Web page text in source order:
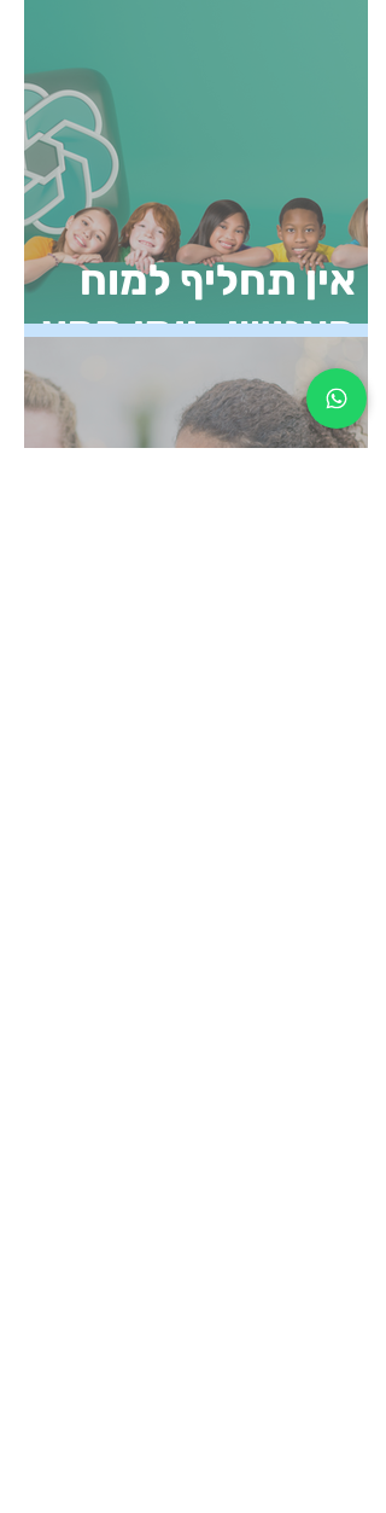
אין תחליף למוח
האנושי- יומן מסע